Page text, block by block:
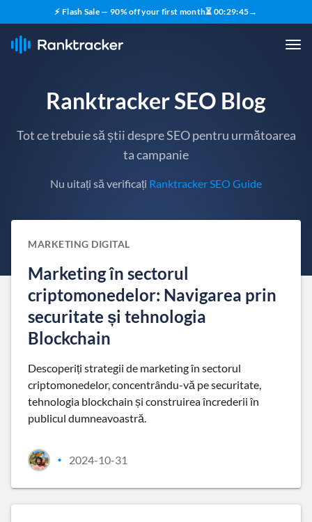
⚡ Flash Sale — 90% off your first month⏳ 00:29:44→
Ranktracker SEO Blog
Tot ce trebuie să știi despre SEO pentru următoarea
ta campanie
Nu uitați să verificați Ranktracker SEO Guide
MARKETING DIGITAL
Marketing în sectorul
criptomonedelor: Navigarea prin
securitate și tehnologia
Blockchain
Descoperiți strategii de marketing în sectorul
criptomonedelor, concentrându-vă pe securitate,
tehnologia blockchain și construirea încrederii în
publicul dumneavoastră.
• 2024-10-31